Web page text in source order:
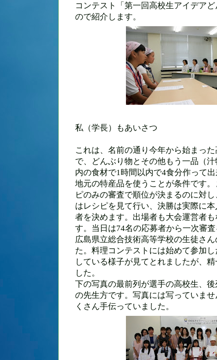
コンテスト「第一回高校生アイデア
ので紹介します。
私（学長）もあいさつ
これは、名前の通り今年から始まっ
で、どんぶり物とその他もう一品（
内の食材で1時間以内で4食分作って
地元の特産品を使うことが条件です
ピのみの審査で順位が決まるのに対
はレシピを見て行い、決勝は実際に
者を決めます。出場者も大会運営者
す。当日は74名の応募者から一次審
広島県立総合技術高等学校の生徒さ
た。料理コンテストには始めて参加
している様子が見てとれましたが、
した。
下の写真の最前列が選手の高校生、
の先生方です。写真には写っていま
くさん手伝っていました。